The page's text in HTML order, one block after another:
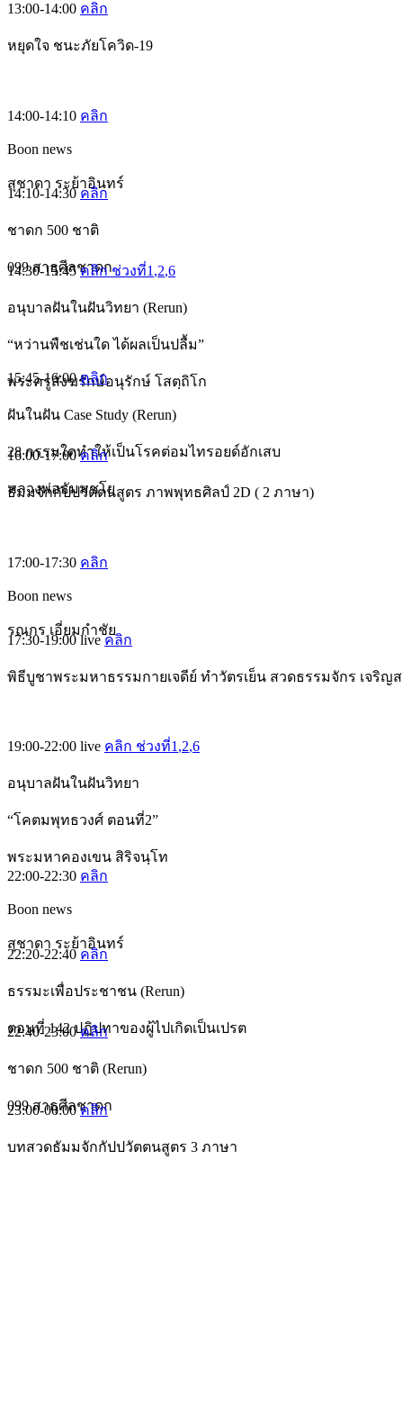
13:00-14:00 คลิก
หยุดใจ ชนะภัยโควิด-19
14:00-14:10 คลิก
Boon news
สุชาดา ระย้าอินทร์
14:10-14:30คลิก
ชาดก 500 ชาติ
099 สาธุศีลชาดก
14:30-15:45คลิก ช่วงที่1,2,6
อนุบาลฝันในฝันวิทยา (Rerun)
“หว่านพืชเช่นใด ได้ผลเป็นปลื้ม”
พระครูสังฆรักษ์อนุรักษ์ โสตฺถิโก
15:45-16:00คลิก
ฝันในฝัน Case Study (Rerun)
28 กรรมใดทำให้เป็นโรคต่อมไทรอยด์อักเสบ
หลวงพ่อธัมมชโย
16:00-17:00คลิก
ธัมมจักกัปปวัตตนสูตร ภาพพุทธศิลป์ 2D ( 2 ภาษา)
17:00-17:30 คลิก
Boon news
รณกร เอี่ยมกำชัย
17:30-19:00live คลิก
พิธีบูชาพระมหาธรรมกายเจดีย์ ทำวัตรเย็น สวดธรรมจักร เจริญ
19:00-22:00 live คลิก ช่วงที่1,2,6
อนุบาลฝันในฝันวิทยา
“โคตมพุทธวงศ์ ตอนที่2”
พระมหาคองเขน สิริจนฺโท
22:00-22:30 คลิก
Boon news
สุชาดา ระย้าอินทร์
22:20-22:40 คลิก
ธรรมะเพื่อประชาชน (Rerun)
ตอนที่ 142 ปฏิปทาของผู้ไปเกิดเป็นเปรต
22:40-23:00คลิก
ชาดก 500 ชาติ (Rerun)
099 สาธุศีลชาดก
23:00-00:00คลิก
บทสวดธัมมจักกัปปวัตตนสูตร 3 ภาษา